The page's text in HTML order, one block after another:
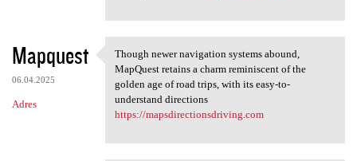
Mapquest
06.04.2025
Adres
Though newer navigation
Though newer navigation systems abound,
MapQuest retains a charm reminiscent of the
golden age of road trips, with its easy-to-
understand directions
https://mapsdirectionsdriving.com